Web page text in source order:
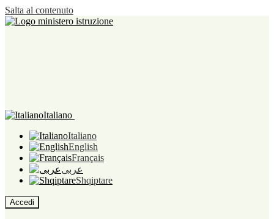
Salta al contenuto
Italiano
Italiano
English
Français
عربى
Shqiptare
Accedi